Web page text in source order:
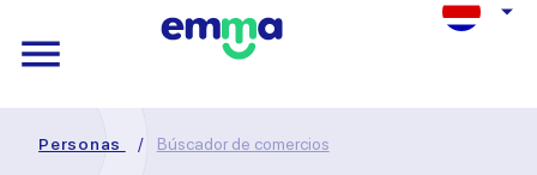
Personas / Búscador de comercios